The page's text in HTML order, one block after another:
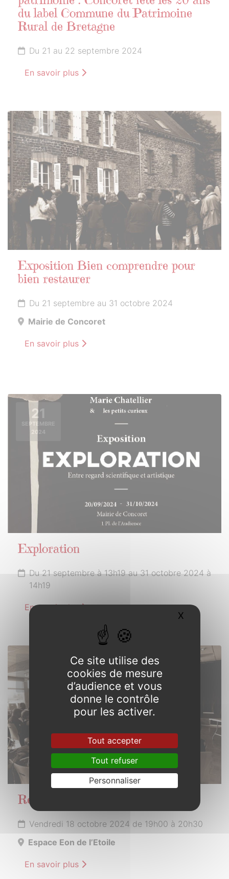
du label Commune du Patrimoine
Rural de Bretagne
Du 21 au 22 septembre 2024
En savoir plus
21
SEPTEMBRE
2024
Exposition Bien comprendre pour
bien restaurer
Du 21 septembre au 31 octobre 2024
Mairie de Concoret
En savoir plus
21
SEPTEMBRE
2024
Exploration
Du 21 septembre à 13h19 au 31 octobre 2024 à
14h19
En savoir plus
OCTOBRE
Réunion publique
Vendredi 18 octobre 2024 de 19h00 à 20h30
Espace Eon de l’Etoile
En savoir plus
Ce site utilise des
cookies de mesure
d’audience et vous
donne le contrôle
pour les activer.
Tout accepter
Tout refuser
Personnaliser
X Masquer